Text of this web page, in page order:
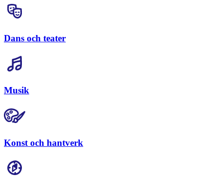
Dans och teater
Musik
Konst och hantverk